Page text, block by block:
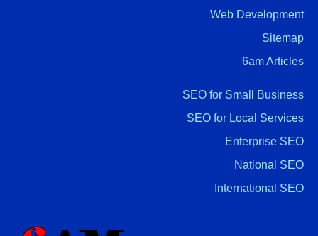
Web Development
Sitemap
6am Articles
SEO for Small Business
SEO for Local Services
Enterprise SEO
National SEO
International SEO